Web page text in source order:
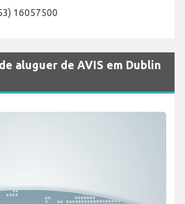
16057500
aluguer de AVIS em Dublin